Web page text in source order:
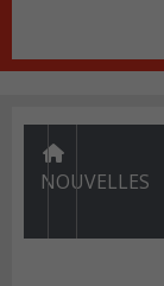
NOUVELLES